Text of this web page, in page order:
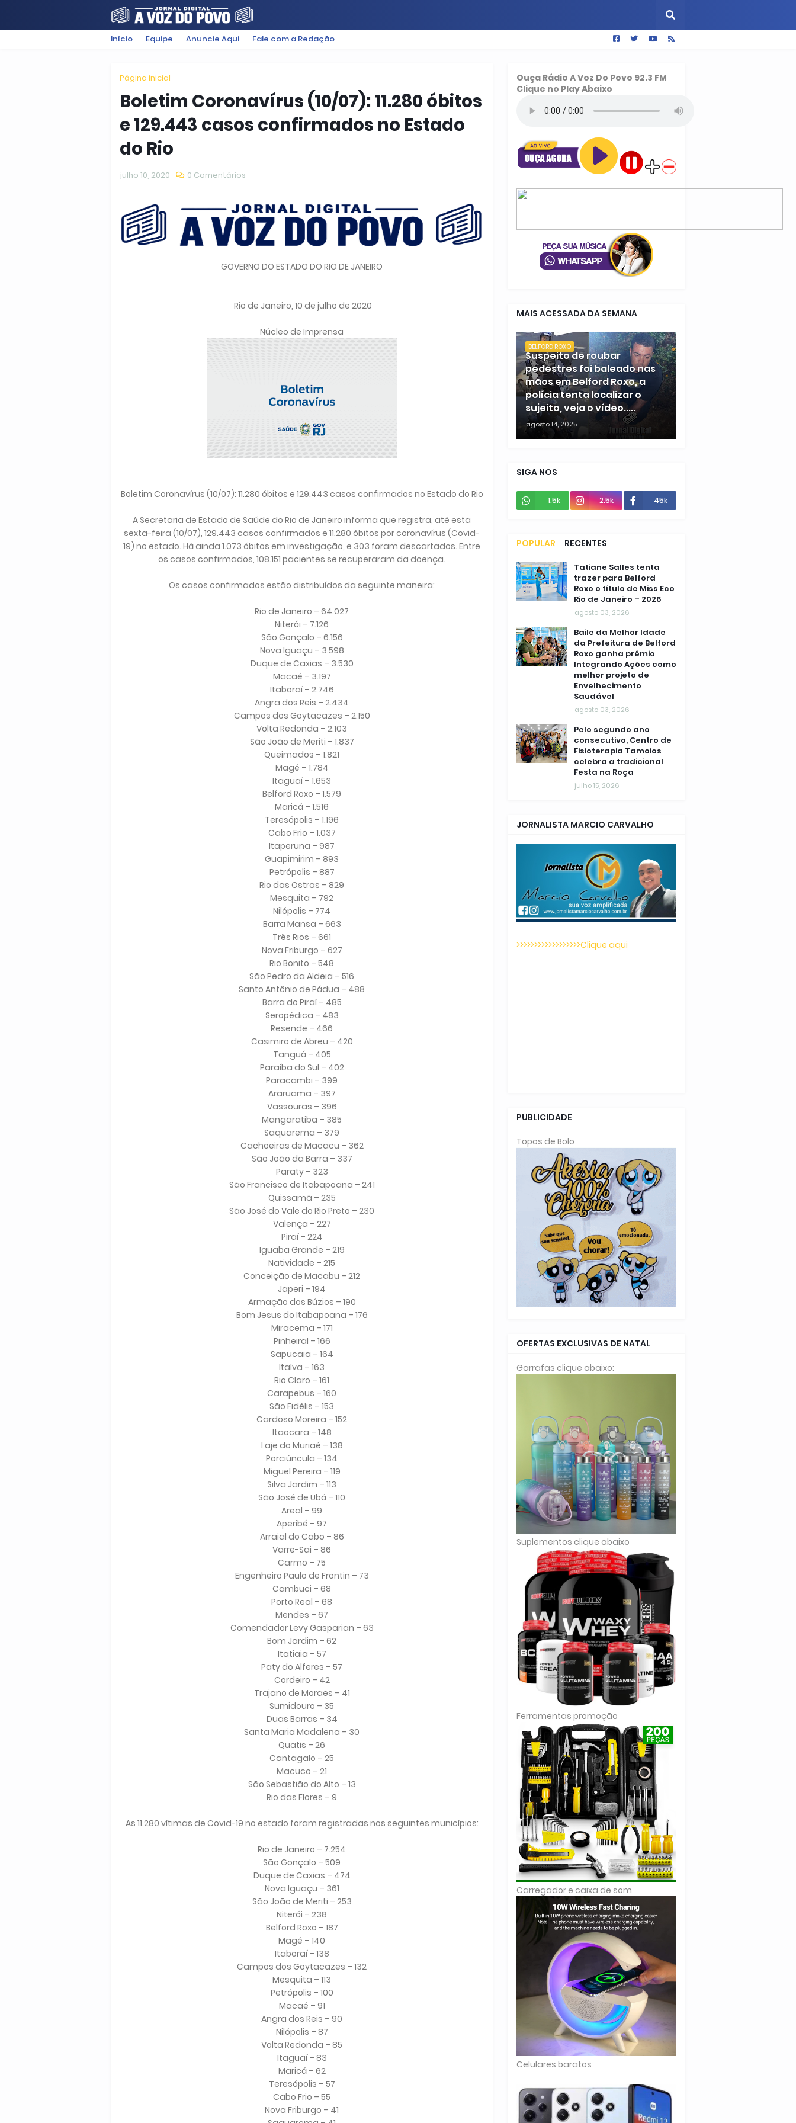
FILMES POLÍTICA SUGESTÕES BAIXADA
Início Equipe Anuncie Aqui Fale com a Redação
Página inicial
Boletim Coronavírus (10/07): 11.280 óbitos
e 129.443 casos confirmados no Estado
do Rio
julho 10, 2020 0 Comentários
GOVERNO DO ESTADO DO RIO DE JANEIRO
Rio de Janeiro, 10 de julho de 2020
Núcleo de Imprensa
Boletim Coronavírus (10/07): 11.280 óbitos e 129.443 casos confirmados no Estado do Rio
A Secretaria de Estado de Saúde do Rio de Janeiro informa que registra, até esta
sexta-feira (10/07), 129.443 casos confirmados e 11.280 óbitos por coronavírus (Covid-
19) no estado. Há ainda 1.073 óbitos em investigação, e 303 foram descartados. Entre
os casos confirmados, 108.151 pacientes se recuperaram da doença.
Os casos confirmados estão distribuídos da seguinte maneira:
Rio de Janeiro – 64.027
Niterói – 7.126
São Gonçalo – 6.156
Nova Iguaçu – 3.598
Duque de Caxias – 3.530
Macaé – 3.197
Itaboraí – 2.746
Angra dos Reis – 2.434
Campos dos Goytacazes – 2.150
Volta Redonda – 2.103
São João de Meriti – 1.837
Queimados – 1.821
Magé – 1.784
Itaguaí – 1.653
Belford Roxo – 1.579
Maricá – 1.516
Teresópolis – 1.196
Cabo Frio – 1.037
Itaperuna – 987
Guapimirim – 893
Petrópolis – 887
Rio das Ostras – 829
Mesquita – 792
Nilópolis – 774
Barra Mansa – 663
Três Rios – 661
Nova Friburgo – 627
Rio Bonito – 548
São Pedro da Aldeia – 516
Santo Antônio de Pádua – 488
Barra do Piraí – 485
Seropédica – 483
Resende – 466
Casimiro de Abreu – 420
Tanguá – 405
Paraíba do Sul – 402
Paracambi – 399
Araruama – 397
Vassouras – 396
Mangaratiba – 385
Saquarema – 379
Cachoeiras de Macacu – 362
São João da Barra – 337
Paraty – 323
São Francisco de Itabapoana – 241
Quissamã – 235
São José do Vale do Rio Preto – 230
Valença – 227
Piraí – 224
Iguaba Grande – 219
Natividade – 215
Conceição de Macabu – 212
Japeri – 194
Armação dos Búzios – 190
Bom Jesus do Itabapoana – 176
Miracema – 171
Pinheiral – 166
Sapucaia – 164
Italva – 163
Rio Claro – 161
Carapebus – 160
São Fidélis – 153
Cardoso Moreira – 152
Itaocara – 148
Laje do Muriaé – 138
Porciúncula – 134
Miguel Pereira – 119
Silva Jardim – 113
São José de Ubá – 110
Areal – 99
Aperibé – 97
Arraial do Cabo – 86
Varre-Sai – 86
Carmo – 75
Engenheiro Paulo de Frontin – 73
Cambuci – 68
Porto Real – 68
Mendes – 67
Comendador Levy Gasparian – 63
Bom Jardim – 62
Itatiaia – 57
Paty do Alferes – 57
Cordeiro – 42
Trajano de Moraes – 41
Sumidouro – 35
Duas Barras – 34
Santa Maria Madalena – 30
Quatis – 26
Cantagalo – 25
Macuco – 21
São Sebastião do Alto – 13
Rio das Flores – 9
As 11.280 vítimas de Covid-19 no estado foram registradas nos seguintes municípios:
Rio de Janeiro – 7.254
São Gonçalo – 509
Duque de Caxias – 474
Nova Iguaçu – 361
São João de Meriti – 253
Niterói – 238
Belford Roxo – 187
Magé – 140
Itaboraí – 138
Campos dos Goytacazes – 132
Mesquita – 113
Petrópolis – 100
Macaé – 91
Angra dos Reis – 90
Nilópolis – 87
Volta Redonda – 85
Itaguaí – 83
Maricá – 62
Teresópolis – 57
Cabo Frio – 55
Nova Friburgo – 41
Ouça Rádio A Voz Do Povo 92.3 FM
Clique no Play Abaixo
MAIS ACESSADA DA SEMANA
BELFORD ROXO
Suspeito de roubar
pedestres foi baleado nas
mãos em Belford Roxo, a
polícia tenta localizar o
sujeito, veja o vídeo.....
agosto 14, 2025
SIGA NOS
1.5k 2.5k 45k
POPULAR
RECENTES
COMENTÁRIOSTatiane Salles tenta
trazer para Belford
Roxo o título de Miss Eco
Rio de Janeiro – 2026
agosto 03, 2026
Baile da Melhor Idade
da Prefeitura de Belford
Roxo ganha prêmio
Integrando Ações como
melhor projeto de
Envelhecimento
Saudável
agosto 03, 2026
Pelo segundo ano
consecutivo, Centro de
Fisioterapia Tamoios
celebra a tradicional
Festa na Roça
julho 15, 2026
JORNALISTA MARCIO CARVALHO
>>>>>>>>>>>>>>>>>>Clique aqui
PUBLICIDADE
Topos de Bolo
OFERTAS EXCLUSIVAS DE NATAL
Garrafas clique abaixo:
Suplementos clique abaixo
Ferramentas promoção
Carregador e caixa de som
Celulares baratos